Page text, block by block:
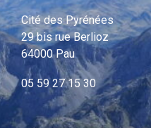
Cité des Pyrénées
29 bis rue Berlioz
64000 Pau
05 59 27 15 30